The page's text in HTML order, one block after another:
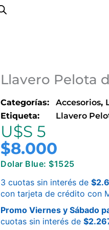
Llavero Pelota
Categorías: Accesorios,
Etiqueta:
Llavero
U$S 5
$8.000
Dolar Blue: $1525
3 cuotas sin interés de$
con tarjeta de crédito con
Promo Viernes y Sábado
cuotas sin interés de$